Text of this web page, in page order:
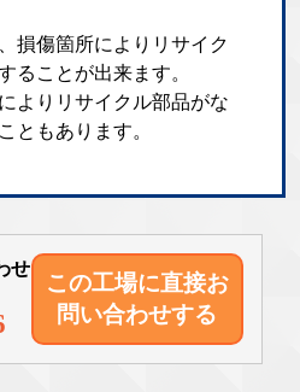
損傷箇所によりリサイク
ることが出来ます。
よりリサイクル部品がな
ともあります。
せ
この工場に直接お
問い合わせする